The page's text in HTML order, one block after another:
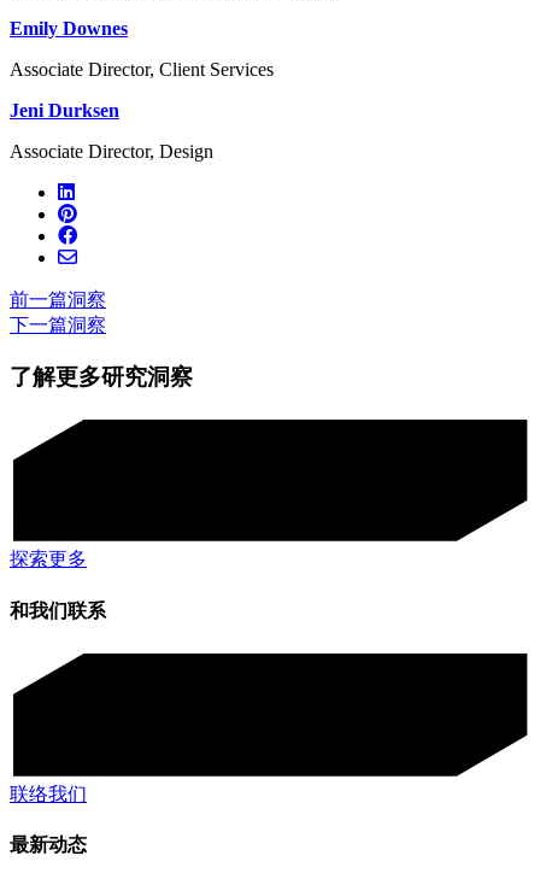
Emily Downes
Associate Director, Client Services
Jeni Durksen
Associate Director, Design
前一篇洞察
下一篇洞察
了解更多研究洞察
探索更多
和我们联系
联络我们
最新动态